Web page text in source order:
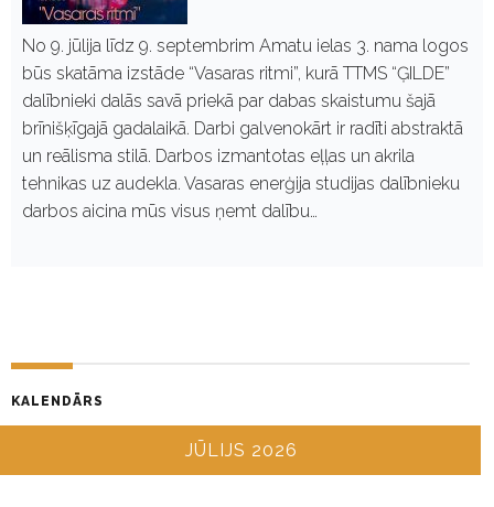
No 9. jūlija līdz 9. septembrim Amatu ielas 3. nama logos
būs skatāma izstāde “Vasaras ritmi”, kurā TTMS “ĢILDE”
dalībnieki dalās savā priekā par dabas skaistumu šajā
brīnišķīgajā gadalaikā. Darbi galvenokārt ir radīti abstraktā
un reālisma stilā. Darbos izmantotas eļļas un akrila
tehnikas uz audekla. Vasaras enerģija studijas dalībnieku
darbos aicina mūs visus ņemt dalību…
KALENDĀRS
JŪLIJS 2026